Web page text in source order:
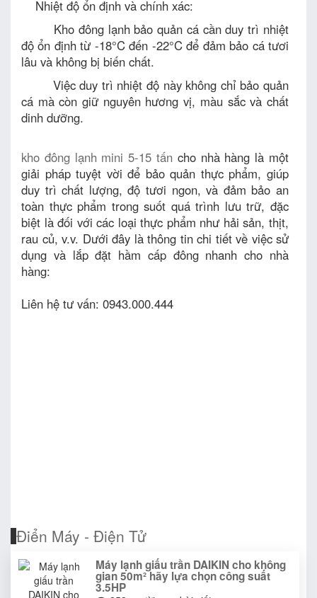
Nhiệt độ ổn định và chính xác:
Kho đông lạnh bảo quản cá cần duy trì nhiệt
độ ổn định từ -18°C đến -22°C để đảm bảo cá tươi
lâu và không bị biến chất.
Việc duy trì nhiệt độ này không chỉ bảo quản
cá mà còn giữ nguyên hương vị, màu sắc và chất
dinh dưỡng.
kho đông lạnh mini 5-15 tấn cho nhà hàng là một
giải pháp tuyệt vời để bảo quản thực phẩm, giúp
duy trì chất lượng, độ tươi ngon, và đảm bảo an
toàn thực phẩm trong suốt quá trình lưu trữ, đặc
biệt là đối với các loại thực phẩm như hải sản, thịt,
rau củ, v.v. Dưới đây là thông tin chi tiết về việc sử
dụng và lắp đặt hầm cấp đông nhanh cho nhà
hàng:
Liên hệ tư vấn: 0943.000.444
Điển Máy - Điện Tử
Máy lạnh giấu trần DAIKIN cho không
gian 50m² hãy lựa chọn công suất
3.5HP